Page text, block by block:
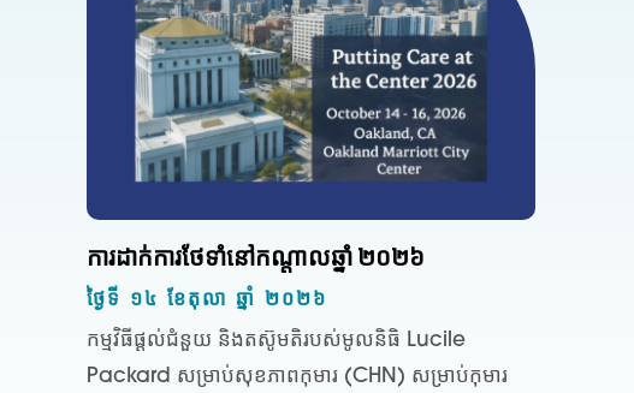
ការដាក់ការថែទាំនៅកណ្តាលឆ្នាំ ២០២៦
ថ្ងៃទី ១៤ ខែតុលា ឆ្នាំ ២០២៦
កម្មវិធីផ្តល់ជំនួយ និងតស៊ូមតិរបស់មូលនិធិ Lucile
Packard សម្រាប់សុខភាពកុមារ (CHN) សម្រាប់កុមារ